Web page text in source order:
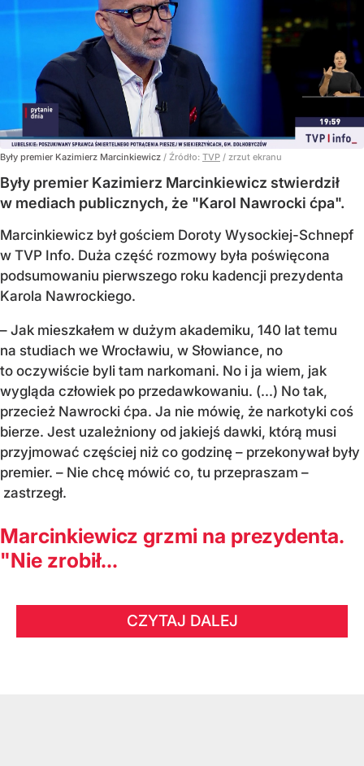
Były premier Kazimierz Marcinkiewicz / Źródło: TVP / zrzut ekranu
Były premier Kazimierz Marcinkiewicz stwierdził
w mediach publicznych, że "Karol Nawrocki ćpa".
Marcinkiewicz był gościem Doroty Wysockiej-Schnepf
w TVP Info. Duża część rozmowy była poświęcona
podsumowaniu pierwszego roku kadencji prezydenta
Karola Nawrockiego.
– Jak mieszkałem w dużym akademiku, 140 lat temu
na studiach we Wrocławiu, w Słowiance, no
to oczywiście byli tam narkomani. No i ja wiem, jak
wygląda człowiek po przedawkowaniu. (...) No tak,
przecież Nawrocki ćpa. Ja nie mówię, że narkotyki coś
bierze. Jest uzależniony od jakiejś dawki, którą musi
przyjmować częściej niż co godzinę – przekonywał były
premier. – Nie chcę mówić co, tu przepraszam –
zastrzegł.
Marcinkiewicz grzmi na prezydenta.
"Nie zrobił...
CZYTAJ DALEJ